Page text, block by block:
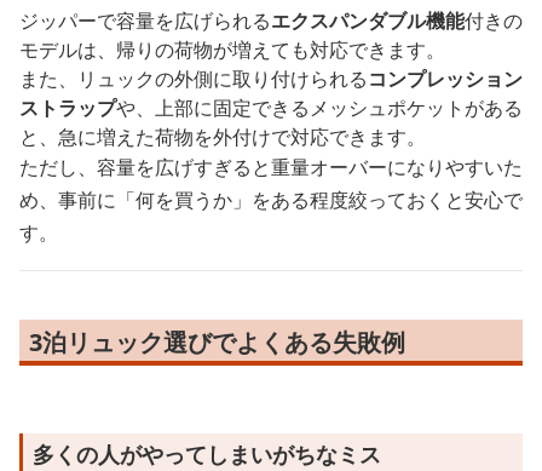
ジッパーで容量を広げられるエクスパンダブル機能付きの
モデルは、帰りの荷物が増えても対応できます。
また、リュックの外側に取り付けられるコンプレッション
ストラップや、上部に固定できるメッシュポケットがある
と、急に増えた荷物を外付けで対応できます。
ただし、容量を広げすぎると重量オーバーになりやすいた
め、事前に「何を買うか」をある程度絞っておくと安心で
す。
3泊リュック選びでよくある失敗例
多くの人がやってしまいがちなミス